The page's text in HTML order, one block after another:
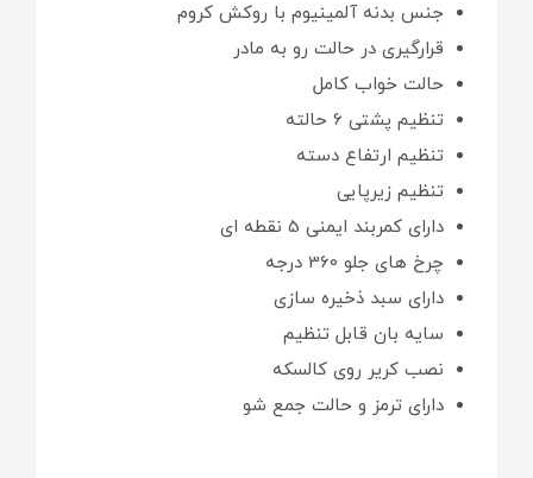
جنس بدنه آلمینیوم با روکش کروم
قرارگیری در حالت رو به مادر
حالت خواب کامل
تنظیم پشتی 6 حالته
تنظیم ارتفاع دسته
تنظیم زیرپایی
دارای کمربند ایمنی 5 نقطه ای
چرخ های جلو 360 درجه
دارای سبد ذخیره سازی
سایه بان قابل تنظیم
نصب کریر روی کالسکه
دارای ترمز و حالت جمع شو